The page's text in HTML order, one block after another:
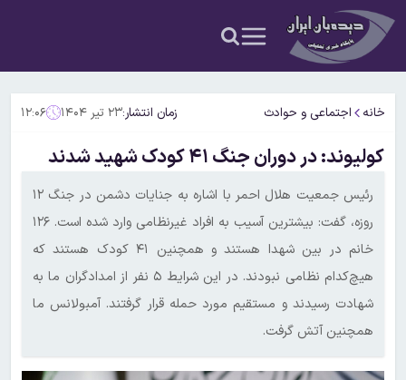
خانه اجتماعی و حوادث زمان انتشار:۲۳ تیر ۱۴۰۴ ۱۲:۰۶
کولیوند: در دوران جنگ ۴۱ کودک شهید شدند
رئیس جمعیت هلال احمر با اشاره به جنایات دشمن در جنگ ۱۲
روزه، گفت: بیشترین آسیب به افراد غیرنظامی وارد شده است. ۱۲۶
خانم در بین شهدا هستند و همچنین ۴۱ کودک هستند که
هیچ‌کدام نظامی نبودند. در این شرایط ۵ نفر از امدادگران ما به
شهادت رسیدند و مستقیم مورد حمله قرار گرفتند. آمبولانس ما
همچنین آتش گرفت.